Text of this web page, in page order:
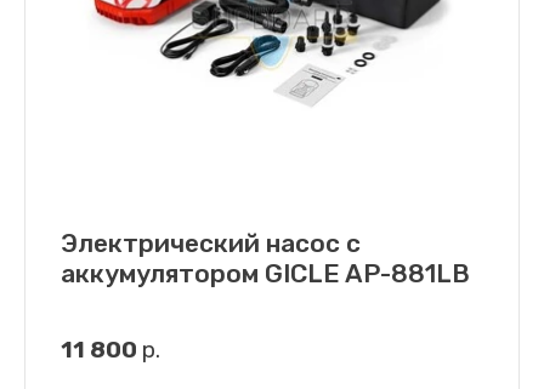
Электрический насос с
аккумулятором GICLE AP-881LB
11 800 р.